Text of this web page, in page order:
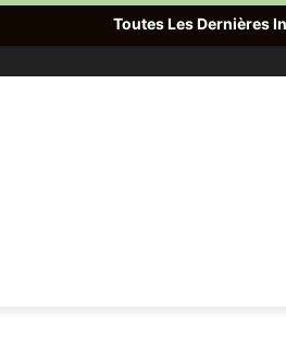
Toutes Les Dernières